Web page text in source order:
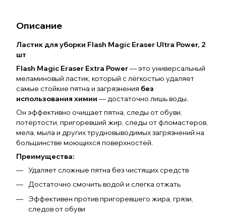
Описание
Ластик для уборки Flash Magic Eraser Ultra Power, 2
шт
Flash Magic Eraser Extra Power— это универсальный
меламиновый ластик, который с лёгкостью удаляет
самые стойкие пятна и загрязнения без
использования химии — достаточно лишь воды.
Он эффективно очищает пятна, следы от обуви,
потёртости, пригоревший жир, следы от фломастеров,
мела, мыла и других трудновыводимых загрязнений на
большинстве моющихся поверхностей.
Преимущества:
Удаляет сложные пятна без чистящих средств
Достаточно смочить водой и слегка отжать
Эффективен против пригоревшего жира, грязи,
следов от обуви